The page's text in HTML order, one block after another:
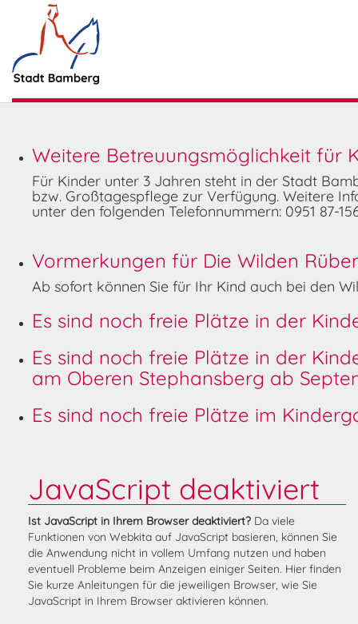
Weitere Betreuungsmöglichkeit für
Für Kinder unter 3 Jahren steht in der Stadt
bzw. Großtagespflege zur Verfügung. Weitere
unter den folgenden Telefonnummern: 0951 87-
Vormerkungen für Die Wilden
Ab sofort können Sie für Ihr Kind auch bei den
Es sind noch freie Plätze in der
Es sind noch freie Plätze in der
am Oberen Stephansberg ab
Es sind noch freie Plätze im
JavaScript deaktiviert
Ist JavaScript in Ihrem Browser deaktiviert? Da viele
Funktionen von Webkita auf JavaScript basieren, können Sie
die Anwendung nicht in vollem Umfang nutzen und haben
eventuell Probleme beim Anzeigen einiger Seiten. Hier finden
Sie kurze Anleitungen für die jeweiligen Browser, wie Sie
JavaScript in Ihrem Browser aktivieren können.